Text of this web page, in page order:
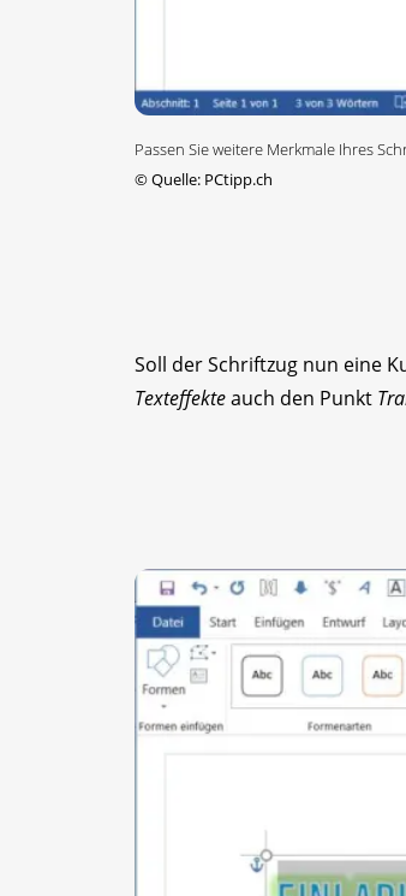
Passen Sie weitere Merkmale Ihres
©Quelle: PCtipp.ch
Soll der Schriftzug nun eine
Texteffekteauch den Punkt